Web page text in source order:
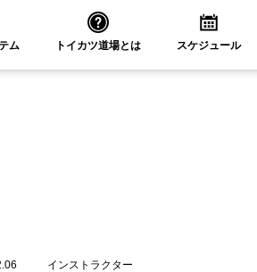
ム トイカツ道場とは スケジュール
インストラクター